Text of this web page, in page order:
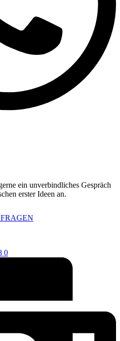
ein unverbindliches Gespräch
erster Ideen an.
0